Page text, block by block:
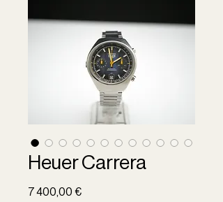
Heuer Carrera
7 400,00 €Prix